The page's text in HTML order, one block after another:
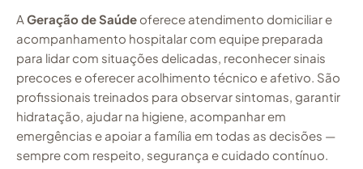
A Geração de Saúde oferece atendimento domiciliar e
acompanhamento hospitalar com equipe preparada
para lidar com situações delicadas, reconhecer sinais
precoces e oferecer acolhimento técnico e afetivo. São
profissionais treinados para observar sintomas, garantir
hidratação, ajudar na higiene, acompanhar em
emergências e apoiar a família em todas as decisões —
sempre com respeito, segurança e cuidado contínuo.